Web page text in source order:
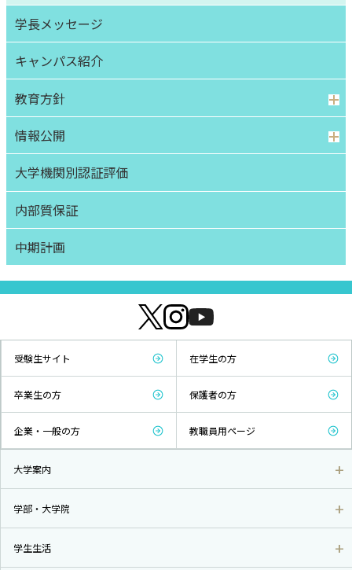
学長メッセージ
キャンパス紹介
教育方針
情報公開
大学機関別認証評価
内部質保証
中期計画
受験生サイト 在学生の方
卒業生の方 保護者の方
企業・一般の方 教職員用ページ
大学案内
学部・大学院
学生生活